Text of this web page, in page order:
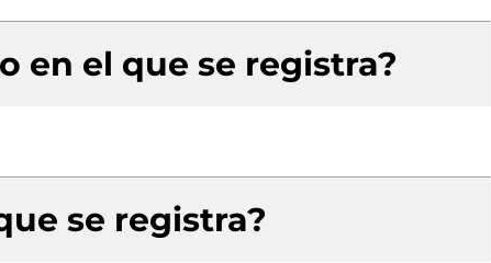
en el que se registra?
se registra?